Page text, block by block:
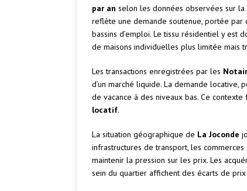
par an selon les données observées sur
reflète une demande soutenue, portée
bassins d’emploi. Le tissu résidentiel y
de maisons individuelles plus limitée mais
Les transactions enregistrées par les
d’un marché liquide. La demande
de vacance à des niveaux bas. Ce
locatif.
La situation géographique de La Joconde
infrastructures de transport, les
maintenir la pression sur les prix. Les
sein du quartier affichent des écarts de